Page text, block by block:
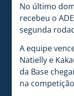
No último
recebeu o
segunda
A equipe
Natielly e
da Base
na